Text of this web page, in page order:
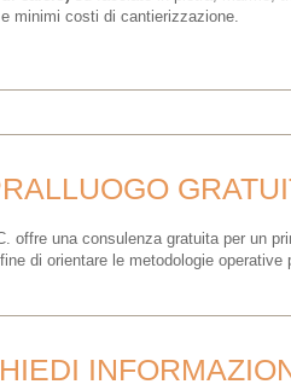
minimi costi di cantierizzazione.
offre una consulenza gratuita per un
di orientare le metodologie